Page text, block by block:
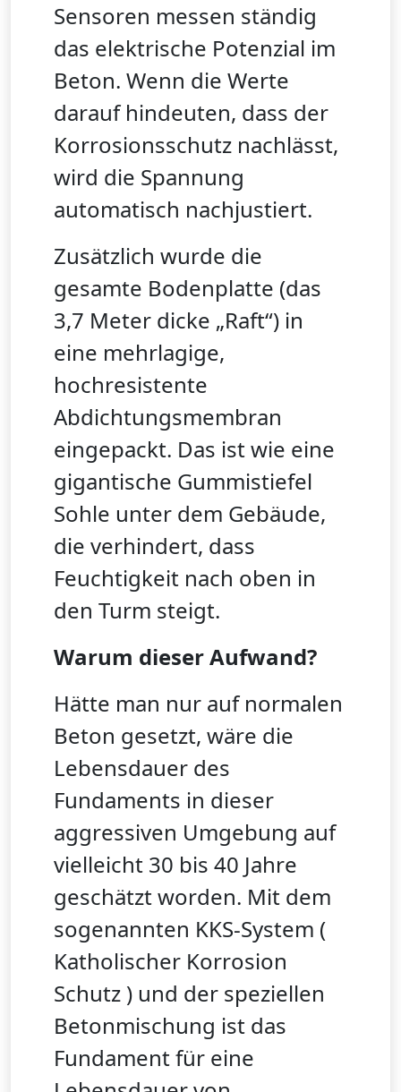
Sensoren messen ständig
das elektrische Potenzial im
Beton. Wenn die Werte
darauf hindeuten, dass der
Korrosionsschutz nachlässt,
wird die Spannung
automatisch nachjustiert.
Zusätzlich wurde die
gesamte Bodenplatte (das
3,7 Meter dicke „Raft“) in
eine mehrlagige,
hochresistente
Abdichtungsmembran
eingepackt. Das ist wie eine
gigantische Gummistiefel
Sohle unter dem Gebäude,
die verhindert, dass
Feuchtigkeit nach oben in
den Turm steigt.
Warum dieser Aufwand?
Hätte man nur auf normalen
Beton gesetzt, wäre die
Lebensdauer des
Fundaments in dieser
aggressiven Umgebung auf
vielleicht 30 bis 40 Jahre
geschätzt worden. Mit dem
sogenannten KKS-System (
Katholischer Korrosion
Schutz ) und der speziellen
Betonmischung ist das
Fundament für eine